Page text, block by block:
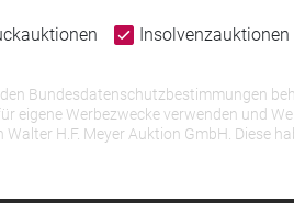
Bundesdatenschutzbestimmungen
eigene Werbezwecke verwenden und
H.F. Meyer Auktion GmbH. Diese